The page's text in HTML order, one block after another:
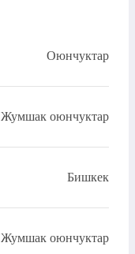
Оюнчуктар
Жумшак оюнчуктар
Бишкек
Жумшак оюнчуктар